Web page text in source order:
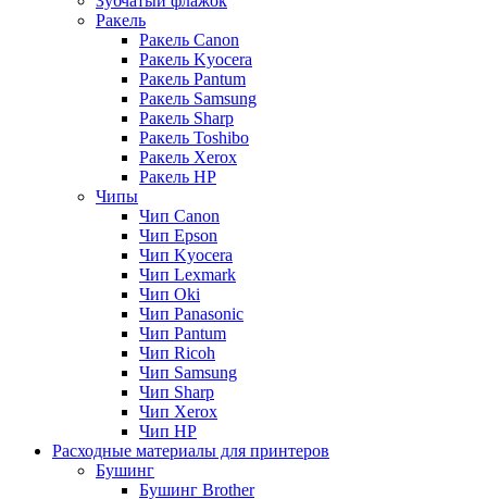
Ракель
Ракель Canon
Ракель Kyocera
Ракель Pantum
Ракель Samsung
Ракель Sharp
Ракель Toshibo
Ракель Xerox
Ракель НР
Чипы
Чип Canon
Чип Epson
Чип Kyocera
Чип Lexmark
Чип Oki
Чип Panasonic
Чип Pantum
Чип Ricoh
Чип Samsung
Чип Sharp
Чип Xerox
Чип НР
Расходные материалы для принтеров
Бушинг
Бушинг Brother